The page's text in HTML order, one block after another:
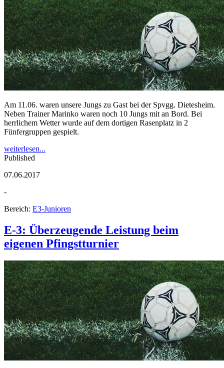
Am 11.06. waren unsere Jungs zu Gast bei der Spvgg. Dietesheim.
Neben Trainer Marinko waren noch 10 Jungs mit an Bord. Bei
herrlichem Wetter wurde auf dem dortigen Rasenplatz in 2
Fünfergruppen gespielt.
weiterlesen...
Published
07.06.2017
-
Bereich: E3-Junioren
E-3: Überzeugende Leistung beim
eigenen Pfingstturnier